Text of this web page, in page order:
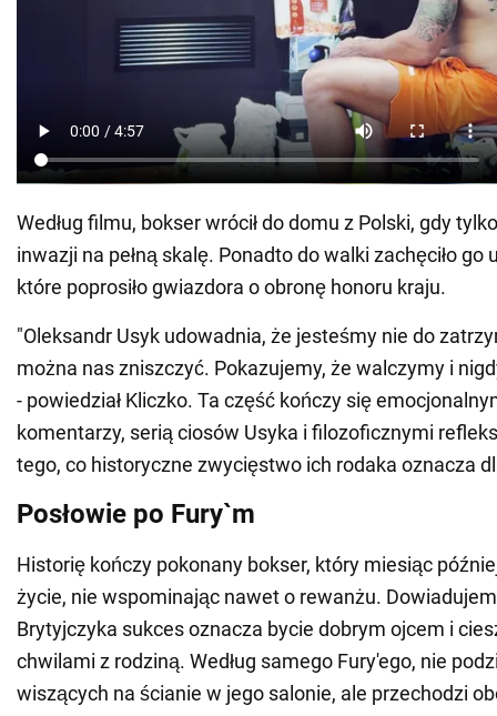
Według filmu, bokser wrócił do domu z Polski, gdy
inwazji na pełną skalę. Ponadto do walki zachęciło go
które poprosiło gwiazdora o obronę honoru kraju.
"Oleksandr Usyk udowadnia, że jesteśmy nie do
można nas zniszczyć. Pokazujemy, że walczymy i
- powiedział Kliczko. Ta część kończy się
komentarzy, serią ciosów Usyka i filozoficznymi
tego, co historyczne zwycięstwo ich rodaka oznacza
Posłowie po Fury`m
Historię kończy pokonany bokser, który miesiąc
życie, nie wspominając nawet o rewanżu.
Brytyjczyka sukces oznacza bycie dobrym ojcem i
chwilami z rodziną. Według samego Fury'ego, nie
wiszących na ścianie w jego salonie, ale przechodzi